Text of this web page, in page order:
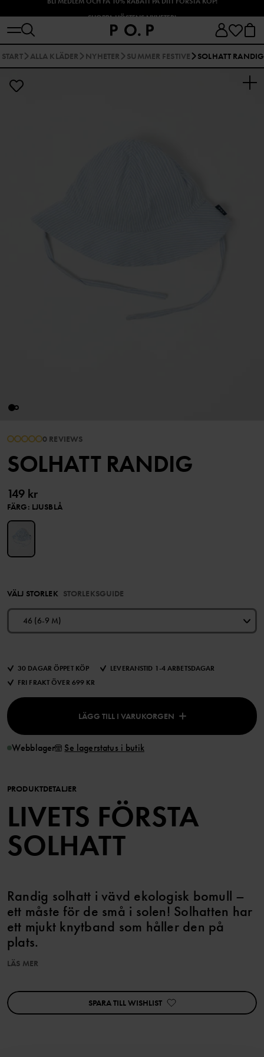
START ALLA KLÄDER NYHETER SUMMER FESTIVE SOLHATT RANDIG
0 REVIEWS
SOLHATT RANDIG
149 kr
FÄRG: LJUSBLÅ
VÄLJ STORLEK STORLEKSGUIDE
46 (6-9 M)
30 DAGAR ÖPPET KÖP
LEVERANSTID 1-4 ARBETSDAGAR
FRI FRAKT ÖVER 699 KR
LÄGG TILL I VARUKORGEN
Webblager Se lagerstatus i butik
PRODUKTDETALJER
LIVETS FÖRSTA
SOLHATT
Randig solhatt i vävd ekologisk bomull –
ett måste för de små i solen! Solhatten har
ett mjukt knytband som håller den på
plats.
Artikelnummer
Tillverkningsland:Indien
Fabrik
Fareast Fashions Gear
Läs mer
LÄS MER
SPARA TILL WISHLIST